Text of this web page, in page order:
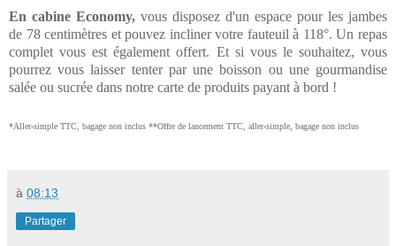
En cabine Economy, vous disposez d'un espace pour les jambes
de 78 centimètres et pouvez incliner votre fauteuil à 118°. Un repas
complet vous est également offert. Et si vous le souhaitez, vous
pourrez vous laisser tenter par une boisson ou une gourmandise
salée ou sucrée dans notre carte de produits payant à bord !
*Aller-simple TTC, bagage non inclus **Offre de lancement TTC, aller-simple, bagage non inclus
à 08:13
Partager